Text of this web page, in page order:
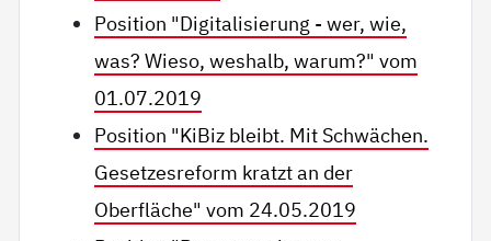
Position "Digitalisierung - wer, wie,
was? Wieso, weshalb, warum?" vom
01.07.2019
Position "KiBiz bleibt. Mit Schwächen.
Gesetzesreform kratzt an der
Oberfläche" vom 24.05.2019